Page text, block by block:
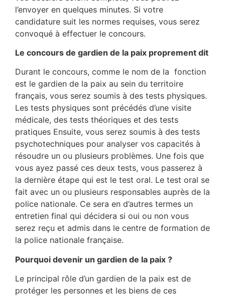
l’envoyer en quelques minutes. Si votre
candidature suit les normes requises, vous serez
convoqué à effectuer le concours.
Le concours de gardien de la paix proprement dit
Durant le concours, comme le nom de la fonction
est le gardien de la paix au sein du territoire
français, vous serez soumis à des tests physiques.
Les tests physiques sont précédés d’une visite
médicale, des tests théoriques et des tests
pratiques Ensuite, vous serez soumis à des tests
psychotechniques pour analyser vos capacités à
résoudre un ou plusieurs problèmes. Une fois que
vous ayez passé ces deux tests, vous passerez à
la dernière étape qui est le test oral. Le test oral se
fait avec un ou plusieurs responsables auprès de la
police nationale. Ce sera en d’autres termes un
entretien final qui décidera si oui ou non vous
serez reçu et admis dans le centre de formation de
la police nationale française.
Pourquoi devenir un gardien de la paix ?
Le principal rôle d’un gardien de la paix est de
protéger les personnes et les biens de ces